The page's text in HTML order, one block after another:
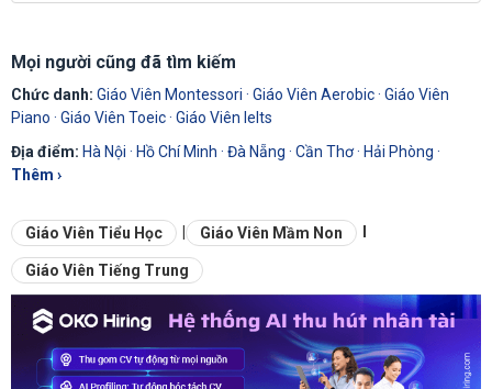
Mọi người cũng đã tìm kiếm
Chức danh: Giáo Viên Montessori · Giáo Viên Aerobic· Giáo Viên
Piano · Giáo Viên Toeic· Giáo Viên Ielts
Địa điểm: Hà Nội · Hồ Chí Minh · Đà Nẵng · Cần Thơ· Hải Phòng ·
Thêm ›
Giáo Viên Tiểu Học Giáo Viên Mầm Non
Giáo Viên Tiếng Trung